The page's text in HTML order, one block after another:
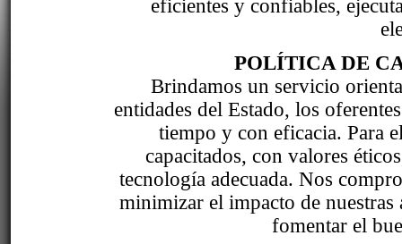
eficientes y confiables,
POLÍTICA DE
Brindamos un servicio
entidades del Estado, los
tiempo y con eficacia. Para
capacitados, con valores
tecnología adecuada. Nos
minimizar el impacto de
fomentar el